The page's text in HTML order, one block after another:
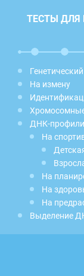
ТЕСТЫ ДЛЯ
На измену
ДНК-
На
На
На
На
Выделение